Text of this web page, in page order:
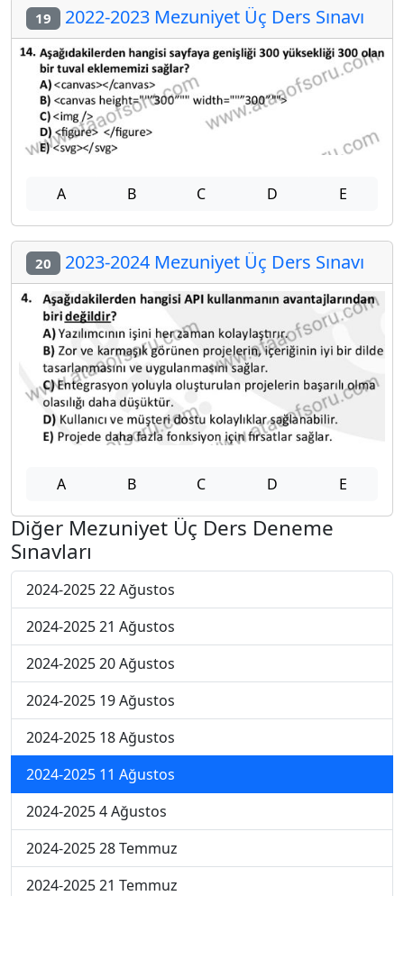
19 2022-2023 Mezuniyet Üç Ders Sınavı
A B C D E
20 2023-2024 Mezuniyet Üç Ders Sınavı
A B C D E
Diğer Mezuniyet Üç Ders Deneme
Sınavları
2024-2025 22 Ağustos
2024-2025 21 Ağustos
2024-2025 20 Ağustos
2024-2025 19 Ağustos
2024-2025 18 Ağustos
2024-2025 11 Ağustos
2024-2025 4 Ağustos
2024-2025 28 Temmuz
2024-2025 21 Temmuz